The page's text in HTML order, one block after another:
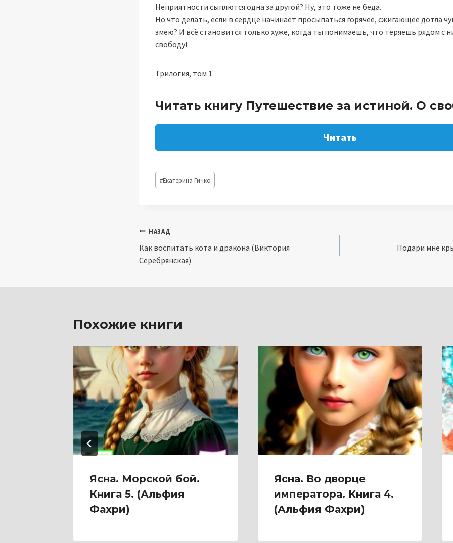
Неприятности сыплются одна за другой? Ну, это тоже не беда.
Но что делать, если в сердце начинает просыпаться горячее, сжигающее дотла
змею? И всё становится только хуже, когда ты понимаешь, что теряешь рядом с
свободу!
Трилогия, том 1
Читать книгу Путешествие за истиной. О
Читать
Метки
записи:
#Екатерина Гичко
Навигация
по
НАЗАД
Как воспитать кота и дракона (Виктория
Серебрянская)
Подари мне
Похожие книги
Ясна. Морской бой.
Книга 5. (Альфия
Фахри)
Ясна. Во дворце
императора. Книга 4.
(Альфия Фахри)